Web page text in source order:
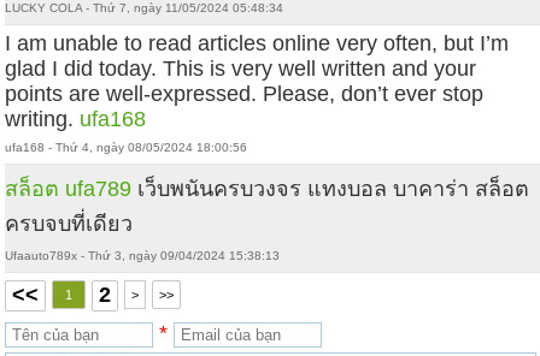
LUCKY COLA - Thứ 7, ngày 11/05/2024 05:48:34
I am unable to read articles online very often, but I’m
glad I did today. This is very well written and your
points are well-expressed. Please, don’t ever stop
writing. ufa168
ufa168 - Thứ 4, ngày 08/05/2024 18:00:56
สล็อต ufa789 เว็บพนันครบวงจร แทงบอล บาคาร่า สล็อต
ครบจบที่เดียว
Ufaauto789x - Thứ 3, ngày 09/04/2024 15:38:13
<< 1 2 > >>
*